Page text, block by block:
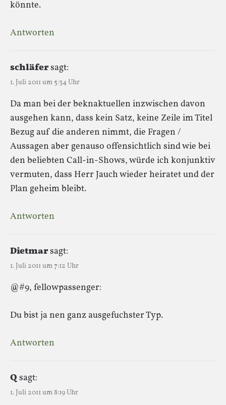
könnte.
Antworten
schläfersagt:
1. Juli 2011 um 5:34 Uhr
Da man bei der beknaktuellen inzwischen davon
ausgehen kann, dass kein Satz, keine Zeile im Titel
Bezug auf die anderen nimmt, die Fragen /
Aussagen aber genauso offensichtlich sind wie bei
den beliebten Call-in-Shows, würde ich konjunktiv
vermuten, dass Herr Jauch wieder heiratet und der
Plan geheim bleibt.
Antworten
Dietmarsagt:
1. Juli 2011 um 7:12 Uhr
@#9, fellowpassenger:
Du bist ja nen ganz ausgefuchster Typ.
Antworten
Qsagt:
1. Juli 2011 um 8:19 Uhr